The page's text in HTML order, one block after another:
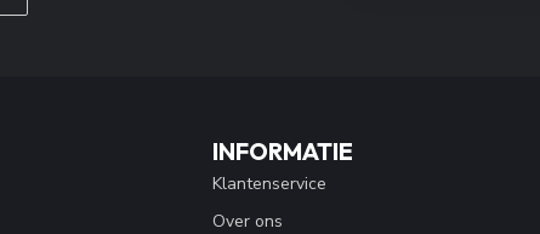
INFORMATIE
Klantenservice
Over ons